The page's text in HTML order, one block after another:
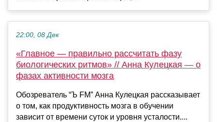
22:00, 08 Дек
«Главное — правильно рассчитать фазу
биологических ритмов» // Анна Кулецкая — о
фазах активности мозга
Обозреватель “Ъ FM” Анна Кулецкая рассказывает
о том, как продуктивность мозга в обучении
зависит от времени суток и уровня усталости....